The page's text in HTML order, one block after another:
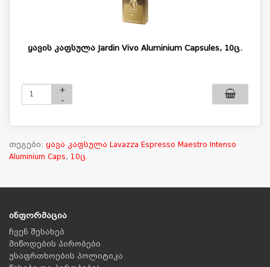
ყავის კაფსულა Jardin Vivo Aluminium Capsules, 10ც.
+
-
თეგები: ყავა კაფსულა Lavazza Espresso Maestro Intenso
Aluminium Caps, 10ც.
ინფორმაცია
ჩვენ შესახებ
მიწოდების პირობები
უსაფრთხოების პოლიტიკა